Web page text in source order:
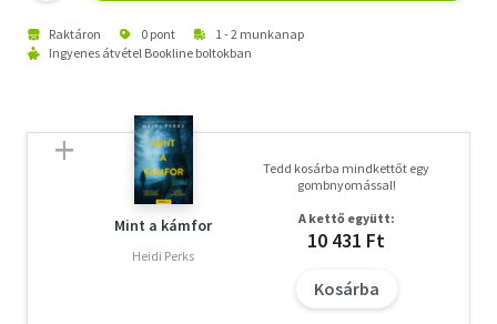
Raktáron 0 pont
1 - 2 munkanap
Ingyenes átvétel Bookline boltokban
Mint a kámfor
Heidi Perks
Tedd kosárba mindkettőt egy
gombnyomással!
A kettő együtt:
10 431 Ft
Kosárba